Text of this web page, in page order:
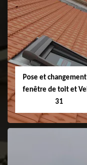
Couvreur 31
Pose et
fenêtre de toit et
31